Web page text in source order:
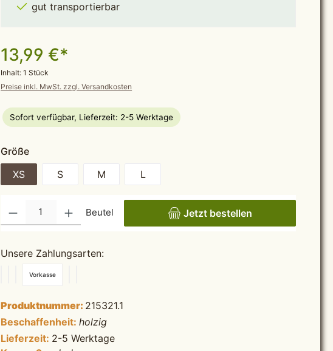
gut transportierbar
13,99 €*
Inhalt:1 Stück
Preise inkl. MwSt. zzgl. Versandkosten
Sofort verfügbar, Lieferzeit: 2-5 Werktage
Größeauswählen
XS
S M L
Beutel Jetzt bestellen
Unsere Zahlungsarten:
Vorkasse
Produktnummer: 215321.1
Beschaffenheit:holzig
Lieferzeit: 2-5 Werktage